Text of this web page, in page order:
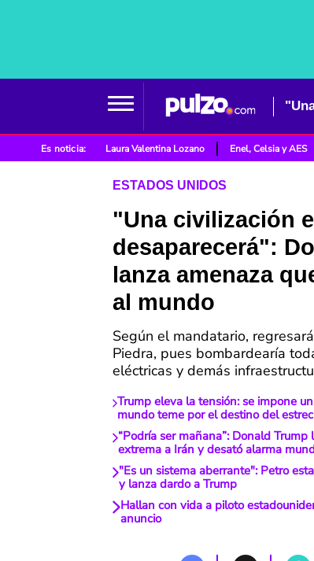
Es noticia: Laura Valentina Lozano Enel, Celsia y AES
ESTADOS UNIDOS
"Una civilización
desaparecerá":
lanza amenaza
al mundo
Según el mandatario,
Piedra, pues bombardearía
eléctricas y demás
Trump eleva la tensión: se impone
mundo teme por el destino del
“Podría ser mañana”: Donald
extrema a Irán y desató alarma
"Es un sistema aberrante": Petro
y lanza dardo a Trump
Hallan con vida a piloto
anuncio